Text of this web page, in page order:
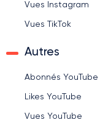
Vues Instagram
Vues TikTok
Autres
Abonnés YouTube
Likes YouTube
Vues YouTube